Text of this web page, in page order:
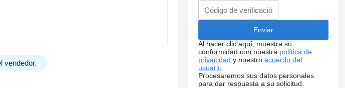
vendedor.
Al hacer clic aquí, muestra su
conformidad con nuestra política de
privacidad y nuestroacuerdo del
usuario
Procesaremos sus datos personales
para dar respuesta a su solicitud.